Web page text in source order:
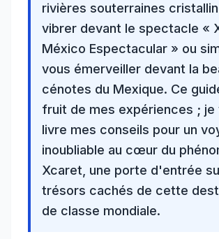
rivières souterraines
vibrer devant le spectacle «
México Espectacular » ou
vous émerveiller devant la
cénotes du Mexique. Ce
fruit de mes expériences ; je
livre mes conseils pour un
inoubliable au cœur du
Xcaret, une porte d'entrée
trésors cachés de cette
de classe mondiale.